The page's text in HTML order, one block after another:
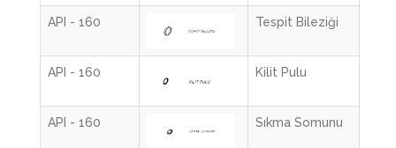
API - 160 Tespit Bileziği
API - 160 Kilit Pulu
API - 160 Sıkma Somunu